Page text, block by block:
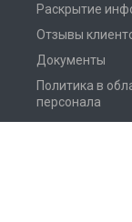
Раскрытие
Отзывы
Документы
Политика в
персонала